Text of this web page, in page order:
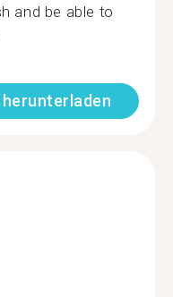
and be able to
herunterladen